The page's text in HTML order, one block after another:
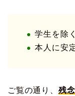
学生を除
本人に安
ご覧の通り、 残